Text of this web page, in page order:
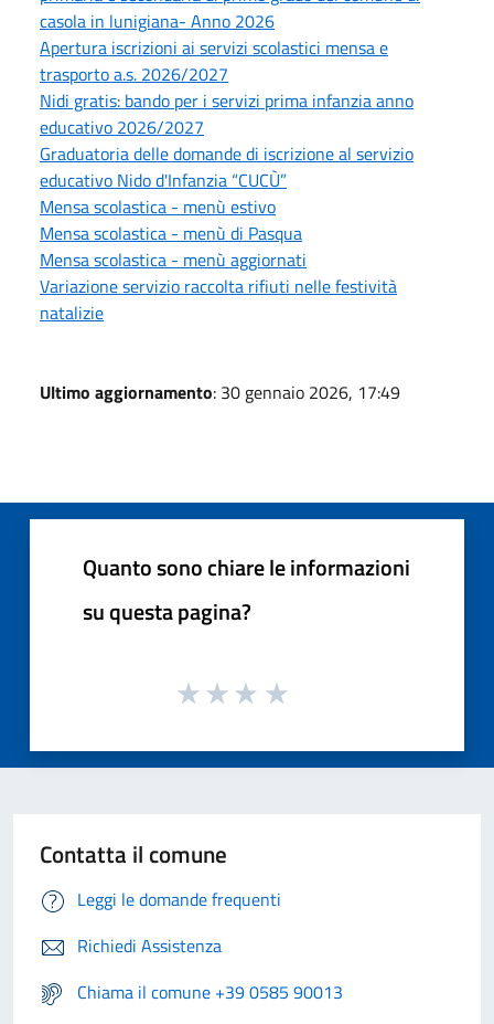
casola in lunigiana- Anno 2026
Apertura iscrizioni ai servizi scolastici mensa e
trasporto a.s. 2026/2027
Nidi gratis: bando per i servizi prima infanzia anno
educativo 2026/2027
Graduatoria delle domande di iscrizione al servizio
educativo Nido d'Infanzia “CUCÙ”
Mensa scolastica - menù estivo
Mensa scolastica - menù di Pasqua
Mensa scolastica - menù aggiornati
Variazione servizio raccolta rifiuti nelle festività
natalizie
Ultimo aggiornamento: 30 gennaio 2026, 17:49
Quanto sono chiare le informazioni
su questa pagina?
Contatta il comune
Leggi le domande frequenti
Richiedi Assistenza
Chiama il comune +39 0585 90013